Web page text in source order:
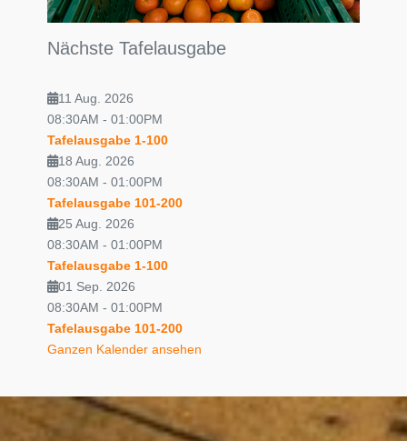
Nächste Tafelausgabe
11 Aug. 2026
08:30AM - 01:00PM
Tafelausgabe 1-100
18 Aug. 2026
08:30AM - 01:00PM
Tafelausgabe 101-200
25 Aug. 2026
08:30AM - 01:00PM
Tafelausgabe 1-100
01 Sep. 2026
08:30AM - 01:00PM
Tafelausgabe 101-200
Ganzen Kalender ansehen